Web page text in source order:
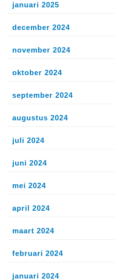
januari 2025
december 2024
november 2024
oktober 2024
september 2024
augustus 2024
juli 2024
juni 2024
mei 2024
april 2024
maart 2024
februari 2024
januari 2024